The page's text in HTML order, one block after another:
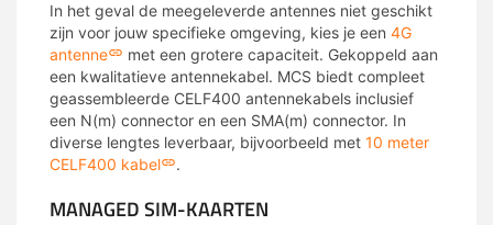
In het geval de meegeleverde antennes niet geschikt
zijn voor jouw specifieke omgeving, kies je een 4G
antenne
met een grotere capaciteit. Gekoppeld aan
een kwalitatieve antennekabel. MCS biedt compleet
geassembleerde CELF400 antennekabels inclusief
een N(m) connector en een SMA(m) connector. In
diverse lengtes leverbaar, bijvoorbeeld met 10 meter
CELF400 kabel
.
MANAGED SIM-KAARTEN